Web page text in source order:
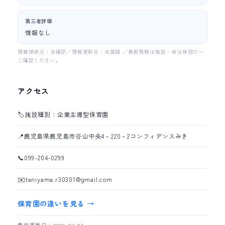
第三者評価
情報なし
情報提供元：未確認／情報更新日：未登録 ／最新情報は施設・自治体窓口へ
ご確認ください。
アクセス
🏷️施設種別：企業主導型保育園
📍鹿児島県鹿児島市谷山中央4－220－2コンフィデンスみき
📞099-204-0299
✉️taniyama.r30301@gmail.com
保育園の違いを見る →